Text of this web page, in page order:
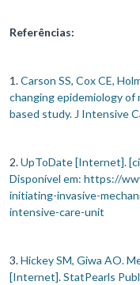
Referências:
1.Carson SS, Cox CE,
changing epidemiology
based study. J Intensive
2.UpToDate [Internet].
Disponível em: https://
initiating-invasive-
intensive-care-unit
3.Hickey SM, Giwa AO.
[Internet]. StatPearls